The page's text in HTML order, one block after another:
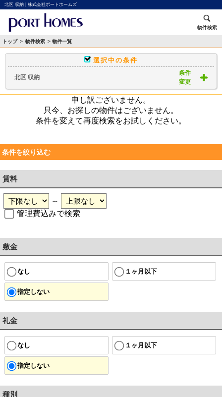
北区 収納 | 株式会社ポートホームズ
物件検索
トップ > 物件検索 > 物件一覧
選択中の条件
北区 収納
条件
変更
申し訳ございません。
只今、お探しの物件はございません。
条件を変えて再度検索をお試しください。
条件を絞り込む
賃料
～
管理費込みで検索
敷金
なし １ヶ月以下
指定しない
礼金
なし １ヶ月以下
指定しない
種別